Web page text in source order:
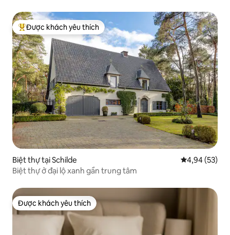
Được khách yêu thích nhất
Được khách yêu thích
Biệt thự tại Schilde Xếp hạng
4,94 (53)
Biệt thự ở đại lộ xanh gần trung tâm
Được khách yêu thích
Được khách yêu thích